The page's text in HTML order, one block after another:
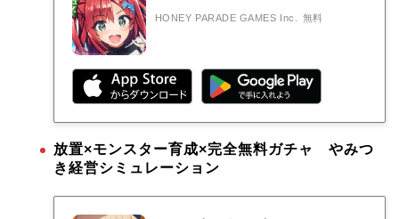
HONEY PARADE GAMES Inc. 無料
放置×モンスター育成×完全無料ガチャ やみつ
き経営シミュレーション